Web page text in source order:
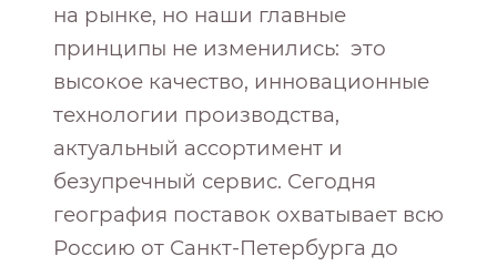
на рынке, но наши главные
принципы не изменились: это
высокое качество, инновационные
технологии производства,
актуальный ассортимент и
безупречный сервис. Сегодня
география поставок охватывает всю
Россию от Санкт-Петербурга до